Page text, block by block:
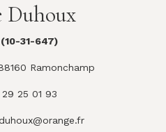
Duhoux
31-647)
Ramonchamp
25 01 93